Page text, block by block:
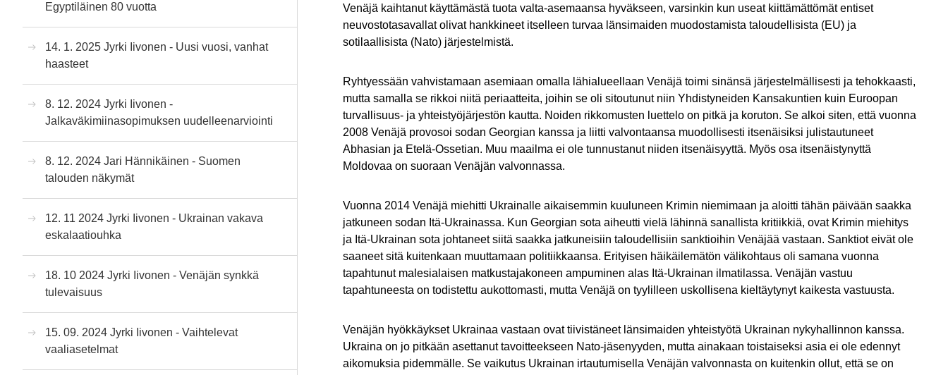
Venäjä kaihtanut käyttämästä tuota valta-asemaansa hyväkseen, varsinkin kun useat kiittämättömät entiset
neuvostotasavallat olivat hankkineet itselleen turvaa länsimaiden muodostamista taloudellisista (EU) ja
sotilaallisista (Nato) järjestelmistä.
Ryhtyessään vahvistamaan asemiaan omalla lähialueellaan Venäjä toimi sinänsä järjestelmällisesti ja tehokkaasti,
mutta samalla se rikkoi niitä periaatteita, joihin se oli sitoutunut niin Yhdistyneiden Kansakuntien kuin Euroopan
turvallisuus- ja yhteistyöjärjestön kautta. Noiden rikkomusten luettelo on pitkä ja koruton. Se alkoi siten, että vuonna
2008 Venäjä provosoi sodan Georgian kanssa ja liitti valvontaansa muodollisesti itsenäisiksi julistautuneet
Abhasian ja Etelä-Ossetian. Muu maailma ei ole tunnustanut niiden itsenäisyyttä. Myös osa itsenäistynyttä
Moldovaa on suoraan Venäjän valvonnassa.
Vuonna 2014 Venäjä miehitti Ukrainalle aikaisemmin kuuluneen Krimin niemimaan ja aloitti tähän päivään saakka
jatkuneen sodan Itä-Ukrainassa. Kun Georgian sota aiheutti vielä lähinnä sanallista kritiikkiä, ovat Krimin miehitys
ja Itä-Ukrainan sota johtaneet siitä saakka jatkuneisiin taloudellisiin sanktioihin Venäjää vastaan. Sanktiot eivät ole
saaneet sitä kuitenkaan muuttamaan politiikkaansa. Erityisen häikäilemätön välikohtaus oli samana vuonna
tapahtunut malesialaisen matkustajakoneen ampuminen alas Itä-Ukrainan ilmatilassa. Venäjän vastuu
tapahtuneesta on todistettu aukottomasti, mutta Venäjä on tyylilleen uskollisena kieltäytynyt kaikesta vastuusta.
Venäjän hyökkäykset Ukrainaa vastaan ovat tiivistäneet länsimaiden yhteistyötä Ukrainan nykyhallinnon kanssa.
Ukraina on jo pitkään asettanut tavoitteekseen Nato-jäsenyyden, mutta ainakaan toistaiseksi asia ei ole edennyt
aikomuksia pidemmälle. Se vaikutus Ukrainan irtautumisella Venäjän valvonnasta on kuitenkin ollut, että se on
Egyptiläinen 80 vuotta
14. 1. 2025 Jyrki Iivonen - Uusi vuosi, vanhat
haasteet
8. 12. 2024 Jyrki Iivonen -
Jalkaväkimiinasopimuksen uudelleenarviointi
8. 12. 2024 Jari Hännikäinen - Suomen
talouden näkymät
12. 11 2024 Jyrki Iivonen - Ukrainan vakava
eskalaatiouhka
18. 10 2024 Jyrki Iivonen - Venäjän synkkä
tulevaisuus
15. 09. 2024 Jyrki Iivonen - Vaihtelevat
vaaliasetelmat